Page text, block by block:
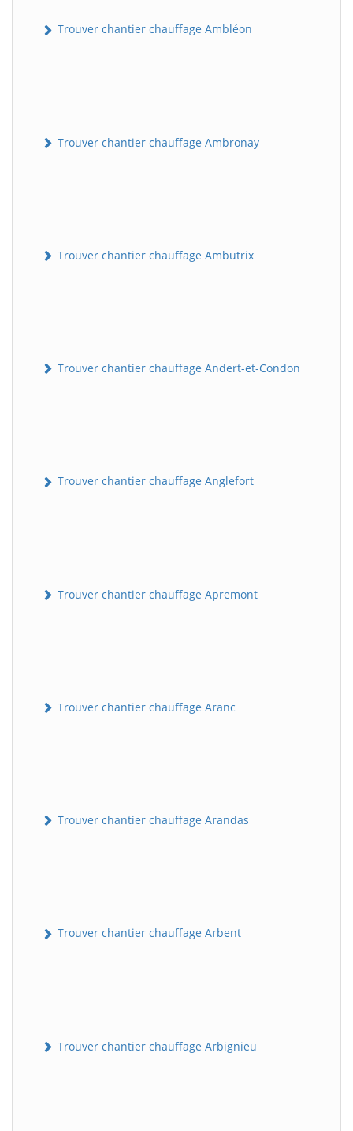
Trouver chantier chauffage Ambléon
Trouver chantier chauffage Ambronay
Trouver chantier chauffage Ambutrix
Trouver chantier chauffage Andert-et-Condon
Trouver chantier chauffage Anglefort
Trouver chantier chauffage Apremont
Trouver chantier chauffage Aranc
Trouver chantier chauffage Arandas
Trouver chantier chauffage Arbent
Trouver chantier chauffage Arbignieu